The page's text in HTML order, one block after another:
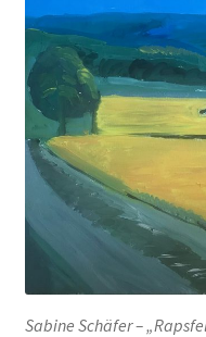
Sabine Schäfer –